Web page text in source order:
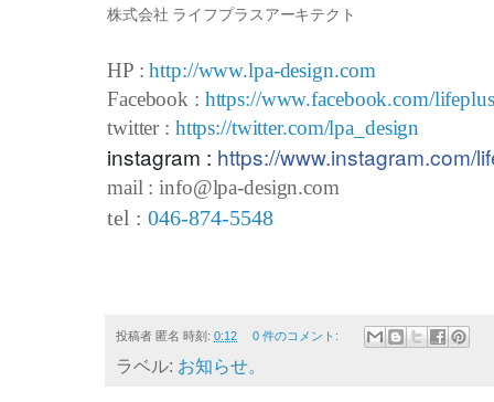
株式会社 ライフプラスアーキテクト
HP :http://www.lpa-design.com
Facebook : https://www.facebook.com/
twitter : https://twitter.com/lpa_design
instagram : https://www.instagram.com/
mail : info@lpa-design.com
tel : 046-874-5548
投稿者 匿名 時刻: 0:12 0 件のコメント:
ラベル: お知らせ。